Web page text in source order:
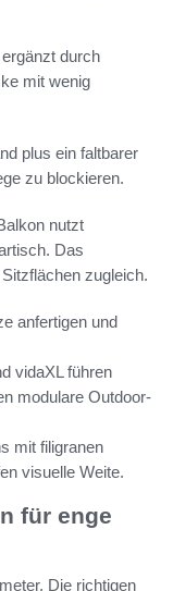
durch
mit wenig
plus ein faltbarer
zu blockieren.
nutzt
Das
zugleich.
anfertigen und
vidaXL führen
modulare Outdoor-
mit filigranen
visuelle Weite.
für enge
Die richtigen